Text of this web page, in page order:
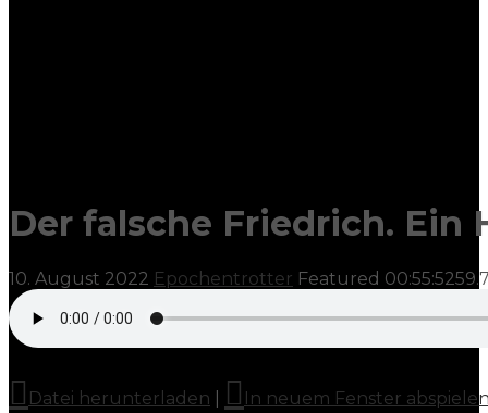
Der falsche Friedrich. Ein
10. August 2022 Epochentrotter Featured 00:55:52
Datei herunterladen In neuem Fenster